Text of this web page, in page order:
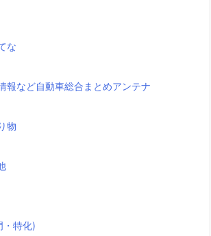
な
報など自動車総合まとめアンテナ
物
・特化)